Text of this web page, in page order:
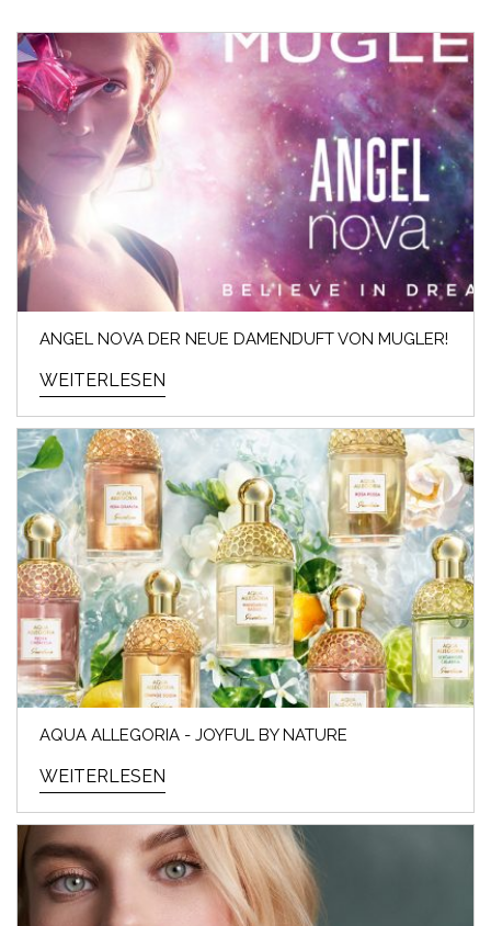
ANGEL NOVA DER NEUE DAMENDUFT VON MUGLER!
WEITERLESEN
AQUA ALLEGORIA - JOYFUL BY NATURE
WEITERLESEN